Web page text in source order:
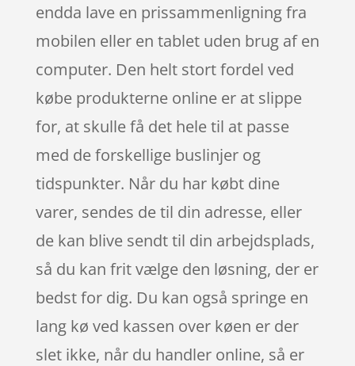
endda lave en prissammenligning fra
mobilen eller en tablet uden brug af en
computer. Den helt stort fordel ved
købe produkterne online er at slippe
for, at skulle få det hele til at passe
med de forskellige buslinjer og
tidspunkter. Når du har købt dine
varer, sendes de til din adresse, eller
de kan blive sendt til din arbejdsplads,
så du kan frit vælge den løsning, der er
bedst for dig. Du kan også springe en
lang kø ved kassen over køen er der
slet ikke, når du handler online, så er